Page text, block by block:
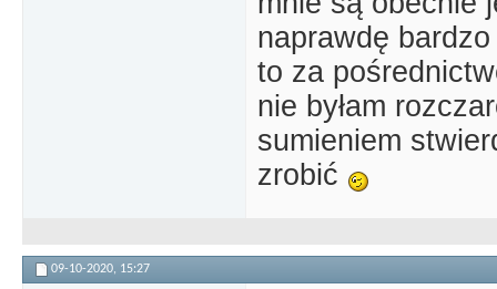
naprawdę
to za
nie byłam
sumieniem
zrobić
09-10-2020, 15:27